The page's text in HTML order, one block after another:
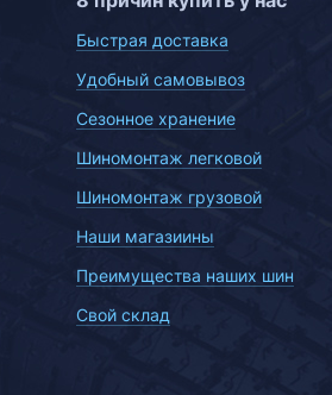
Быстрая доставка
Удобный самовывоз
Сезонное хранение
Шиномонтаж легковой
Шиномонтаж грузовой
Наши магазиины
Преимущества наших шин
Свой склад